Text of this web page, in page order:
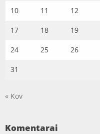
10 11 12
17 18 19
24 25 26
31
« Kov
Komentarai